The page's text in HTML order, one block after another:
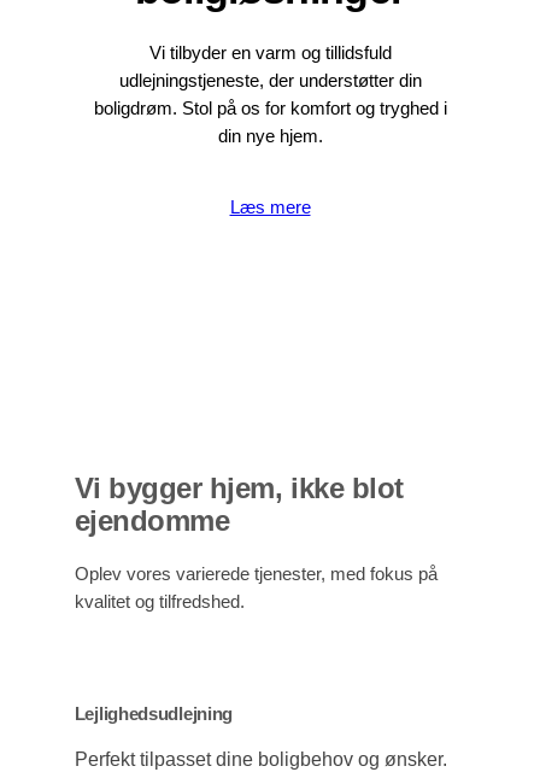
Vi tilbyder en varm og tillidsfuld
udlejningstjeneste, der understøtter din
boligdrøm. Stol på os for komfort og tryghed i
din nye hjem.
Læs mere
Vi bygger hjem, ikke blot
ejendomme
Oplev vores varierede tjenester, med fokus på
kvalitet og tilfredshed.
Lejlighedsudlejning
Perfekt tilpasset dine boligbehov og ønsker.